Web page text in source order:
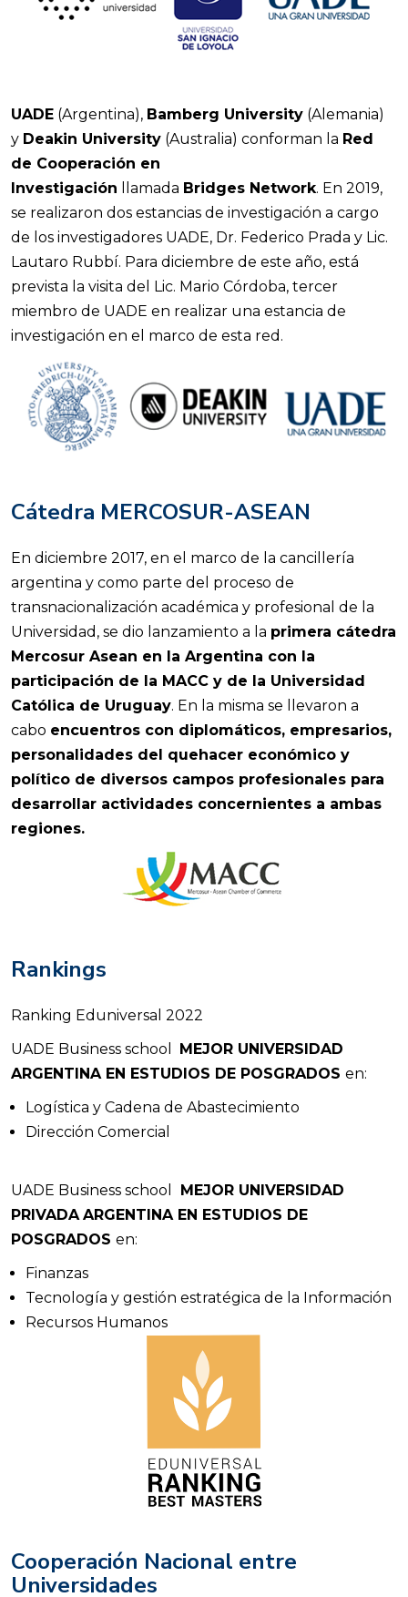
UADE(Argentina), Bamberg University(Alemania)
y Deakin University(Australia) conforman la Red
de Cooperación en
Investigación llamada Bridges Network. En 2019,
se realizaron dos estancias de investigación a cargo
de los investigadores UADE, Dr. Federico Prada y Lic.
Lautaro Rubbí. Para diciembre de este año, está
prevista la visita del Lic. Mario Córdoba, tercer
miembro de UADE en realizar una estancia de
investigación en el marco de esta red.
Cátedra MERCOSUR-ASEAN
En diciembre 2017, en el marco de la cancillería
argentina y como parte del proceso de
transnacionalización académica y profesional de la
Universidad, se dio lanzamiento a la primera cátedra
Mercosur Asean en la Argentina con la
participación de la MACC y de la Universidad
Católica de Uruguay. En la misma se llevaron a
cabo encuentros con diplomáticos, empresarios,
personalidades del quehacer económico y
político de diversos campos profesionales para
desarrollar actividades concernientes a ambas
regiones.
Rankings
Ranking Eduniversal 2022
UADE Business school MEJOR UNIVERSIDAD
ARGENTINA EN ESTUDIOS DE POSGRADOS en:
Logística y Cadena de Abastecimiento
Dirección Comercial
UADE Business school
MEJOR UNIVERSIDAD
PRIVADA ARGENTINA EN ESTUDIOS DE
POSGRADOS en:
Finanzas
Tecnología y gestión estratégica de la Información
Recursos Humanos
Cooperación Nacional entre
Universidades